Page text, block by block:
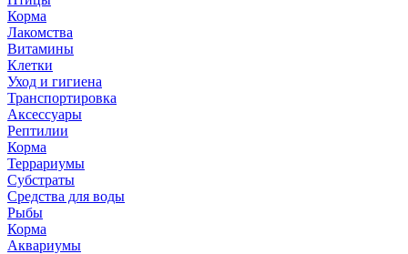
Корма
Лакомства
Витамины
Клетки
Уход и гигиена
Транспортировка
Аксессуары
Рептилии
Корма
Террариумы
Субстраты
Средства для воды
Рыбы
Корма
Аквариумы